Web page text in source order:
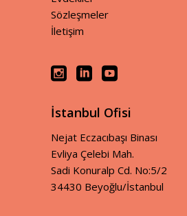
Sözleşmeler
İletişim
İstanbul Ofisi
Nejat Eczacıbaşı Binası
Evliya Çelebi Mah.
Sadi Konuralp Cd. No:5/2
34430 Beyoğlu/İstanbul